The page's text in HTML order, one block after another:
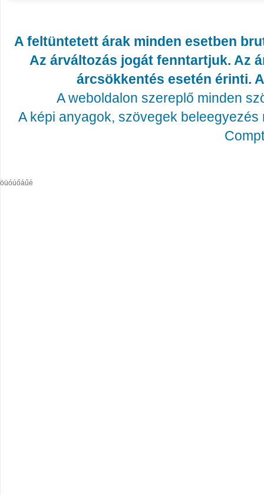
A feltüntetett árak minden esetben
Az árváltozás jogát fenntartjuk. Az
árcsökkentés esetén érinti.
A weboldalon szereplő minden
A képi anyagok, szövegek
öüóúőáűé